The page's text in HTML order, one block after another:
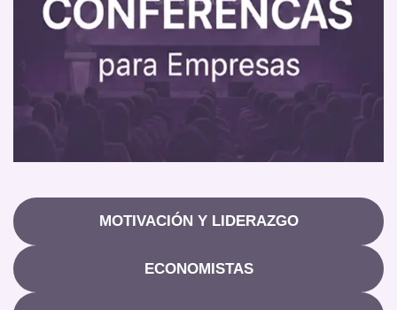
MOTIVACIÓN Y LIDERAZGO
ECONOMISTAS